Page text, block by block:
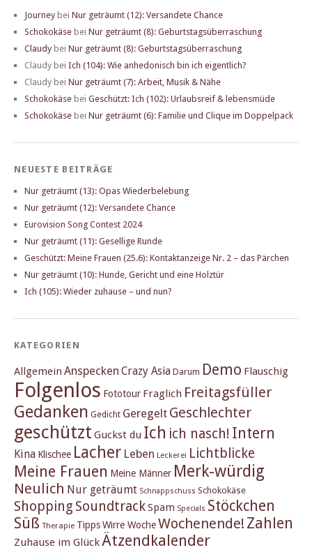
Journey bei Nur geträumt (12): Versandete Chance
Schokokäse bei Nur geträumt (8): Geburtstagsüberraschung
Claudy bei Nur geträumt (8): Geburtstagsüberraschung
Claudy bei Ich (104): Wie anhedonisch bin ich eigentlich?
Claudy bei Nur geträumt (7): Arbeit, Musik & Nähe
Schokokäse bei Geschützt: Ich (102): Urlaubsreif & lebensmüde
Schokokäse bei Nur geträumt (6): Familie und Clique im Doppelpack
NEUESTE BEITRÄGE
Nur geträumt (13): Opas Wiederbelebung
Nur geträumt (12): Versandete Chance
Eurovision Song Contest 2024
Nur geträumt (11): Gesellige Runde
Geschützt: Meine Frauen (25.6): Kontaktanzeige Nr. 2 – das Pärchen
Nur geträumt (10): Hunde, Gericht und eine Holztür
Ich (105): Wieder zuhause – und nun?
KATEGORIEN
Allgemein Anspecken Crazy Asia Darum Demo Flauschig
Folgenlos Fototour Fraglich Freitagsfüller
Gedanken Gedicht Geregelt Geschlechter
geschützt Guckst du Ich ich nasch! Intern
Kina Klischee Lacher Leben Leckerei Lichtblicke
Meine Frauen Meine Männer Merk-würdig
Neulich Nur geträumt Schnappschuss Schokokäse
Shopping SoundtrackSpam Specials Stöckchen
Süß Therapie TippsWirre WocheWochenende! Zahlen
Zuhause im Glück Ätzendkalender